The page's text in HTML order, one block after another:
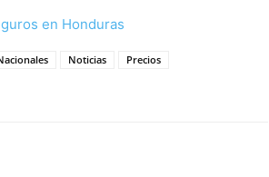
en Honduras
Noticias
Precios